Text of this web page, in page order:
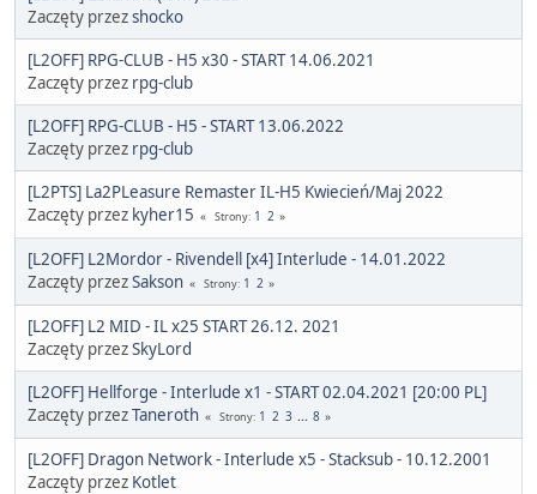
Zaczęty przezshocko
[L2OFF] RPG-CLUB - H5 x30 - START 14.06.2021
Zaczęty przez rpg-club
[L2OFF] RPG-CLUB - H5 - START 13.06.2022
Zaczęty przez rpg-club
[L2PTS] La2PLeasure Remaster IL-H5 Kwiecień/Maj 2022
Zaczęty przez kyher15 Strony 1 2
[L2OFF] L2Mordor - Rivendell [x4] Interlude - 14.01.2022
Zaczęty przezSakson Strony 1 2
[L2OFF] L2 MID - IL x25 START 26.12. 2021
Zaczęty przezSkyLord
[L2OFF] Hellforge - Interlude x1 - START 02.04.2021 [20:00 PL]
Zaczęty przezTaneroth Strony 1 2 3 ... 8
[L2OFF] Dragon Network - Interlude x5 - Stacksub - 10.12.2001
Zaczęty przez Kotlet